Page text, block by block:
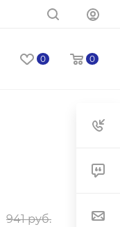
0 0
941руб.